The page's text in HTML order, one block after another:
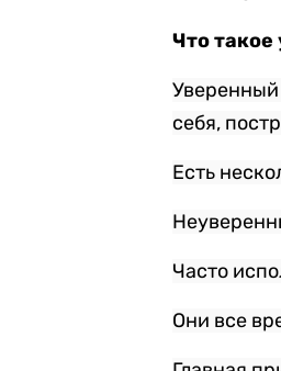
Что такое
Уверенный
себя,
Есть
Часто
Они все